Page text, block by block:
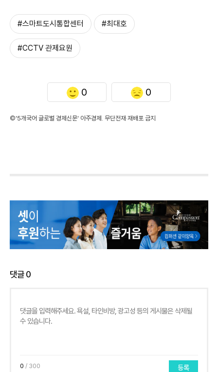
#스마트도시통합센터 #최대호
#CCTV 관제요원
0 0
©'5개국어 글로벌 경제신문' 아주경제. 무단전재·재배포 금지
댓글0
0 / 300 등록